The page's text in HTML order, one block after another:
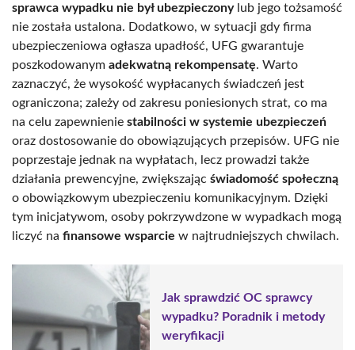
sprawca wypadku nie był ubezpieczonylub jego tożsamość
nie została ustalona. Dodatkowo, w sytuacji gdy firma
ubezpieczeniowa ogłasza upadłość, UFG gwarantuje
poszkodowanym adekwatną rekompensatę. Warto
zaznaczyć, że wysokość wypłacanych świadczeń jest
ograniczona; zależy od zakresu poniesionych strat, co ma
na celu zapewnienie stabilności w systemie ubezpieczeń
oraz dostosowanie do obowiązujących przepisów. UFG nie
poprzestaje jednak na wypłatach, lecz prowadzi także
działania prewencyjne, zwiększając świadomość społeczną
o obowiązkowym ubezpieczeniu komunikacyjnym. Dzięki
tym inicjatywom, osoby pokrzywdzone w wypadkach mogą
liczyć na finansowe wsparcie w najtrudniejszych chwilach.
Jak sprawdzić OC sprawcy
wypadku? Poradnik i metody
weryfikacji